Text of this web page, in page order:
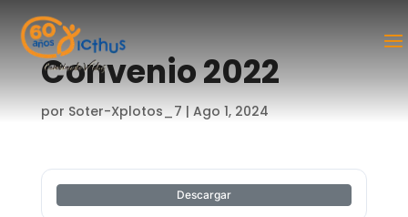
Convenio 2022
por Soter-Xplotos_7 | Ago 1, 2024
Descargar